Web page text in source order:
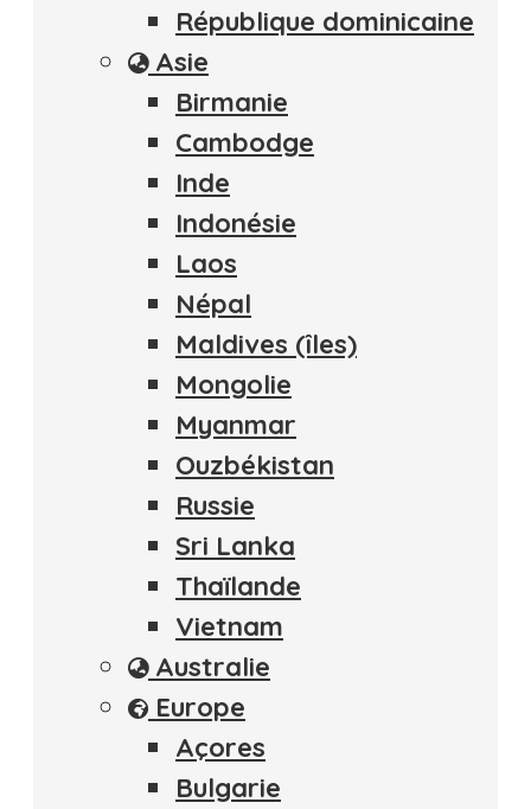
République dominicaine
Asie
Birmanie
Cambodge
Inde
Indonésie
Laos
Népal
Maldives (îles)
Mongolie
Myanmar
Ouzbékistan
Russie
Sri Lanka
Thaïlande
Vietnam
Australie
Europe
Açores
Bulgarie